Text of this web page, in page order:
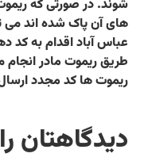
شوند. در صورتی که
های آن پاک شده اند می
عباس آباد اقدام به کد
طریق ریموت مادر
ریموت ها کد مجدد
دیدگاهتان